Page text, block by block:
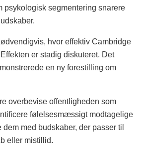
psykologisk segmentering snarere
hvor effektiv Cambridge
er stadig diskuteret. Det
en ny forestilling om
overbevise offentligheden som
følelsesmæssigt modtagelige
med budskaber, der passer til
eller mistillid.